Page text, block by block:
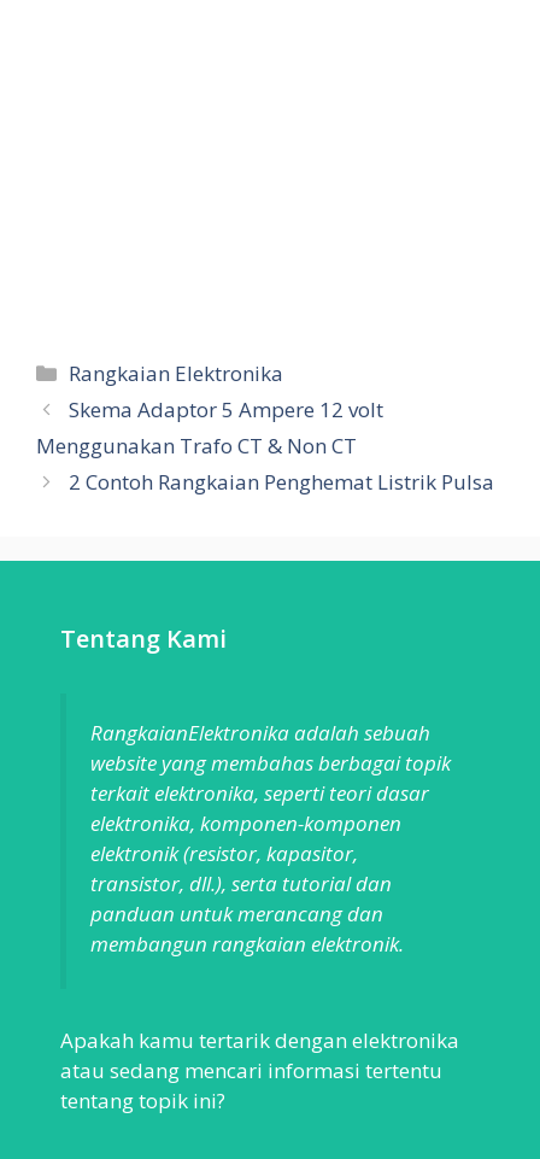
Categories
Rangkaian Elektronika
Skema Adaptor 5 Ampere 12 volt
Menggunakan Trafo CT & Non CT
2 Contoh Rangkaian Penghemat Listrik Pulsa
Tentang Kami
RangkaianElektronika adalah sebuah
website yang membahas berbagai topik
terkait elektronika, seperti teori dasar
elektronika, komponen-komponen
elektronik (resistor, kapasitor,
transistor, dll.), serta tutorial dan
panduan untuk merancang dan
membangun rangkaian elektronik.
Apakah kamu tertarik dengan elektronika
atau sedang mencari informasi tertentu
tentang topik ini?